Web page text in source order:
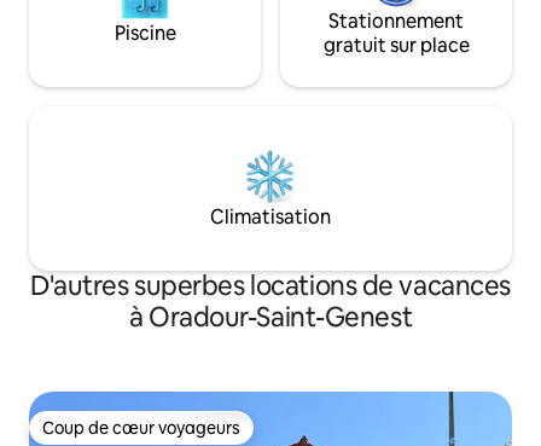
Piscine
Stationnement
gratuit sur place
Climatisation
D'autres superbes locations de vacances
à Oradour-Saint-Genest
Coup de cœur voyageurs
Coup de cœur voyageurs